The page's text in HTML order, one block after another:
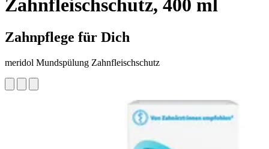
Zahnfleischschutz, 400 ml
Zahnpflege für Dich
meridol Mundspülung Zahnfleischschutz